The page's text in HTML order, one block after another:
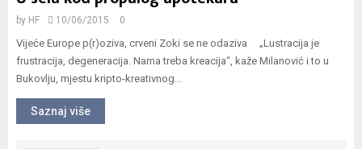
by HF 10/06/2015 0
Vijeće Europe p(r)oziva, crveni Zoki se ne odaziva „Lustracija je
frustracija, degeneracija. Nama treba kreacija“, kaže Milanović i to u
Bukovlju, mjestu kripto-kreativnog...
Saznaj više